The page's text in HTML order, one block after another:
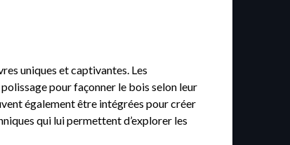
uniques et captivantes. Les
pour façonner le bois selon leur
également être intégrées pour créer
qui lui permettent d’explorer les